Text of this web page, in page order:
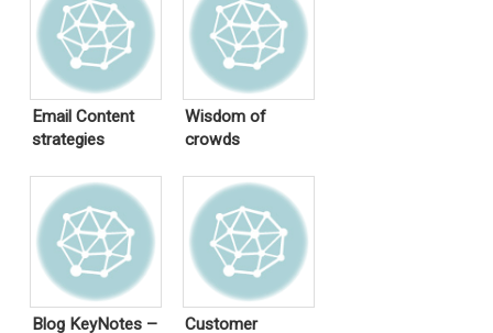
Email Content
strategies
Wisdom of
crowds
Blog KeyNotes –
Customer